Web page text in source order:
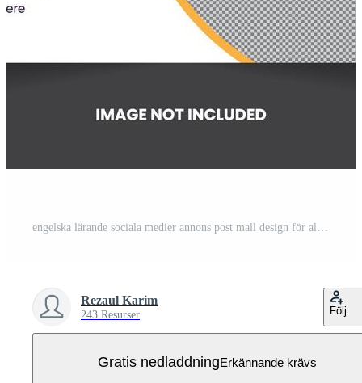
engelska lärande sociala medier annons post mall design för alla engelska lärande institut Gratis Vektor
Rezaul Karim
243 Resurser Följ
Gratis nedladdningErkännande krävs